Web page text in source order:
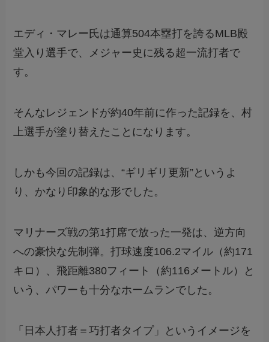
エディ・マレー氏は通算504本塁打を誇るMLB殿
堂入り選手で、メジャー史に残る超一流打者で
す。
そんなレジェンドが約40年前に作った記録を、村
上選手が塗り替えたことになります。
しかも今回の記録は、“ギリギリ更新”というよ
り、かなり印象的な形でした。
マリナーズ戦の第1打席で放った一発は、逆方向
への豪快な先制弾。打球速度106.2マイル（約171
キロ）、飛距離380フィート（約116メートル）と
いう、パワーも十分なホームランでした。
「日本人打者＝巧打者タイプ」というイメージを